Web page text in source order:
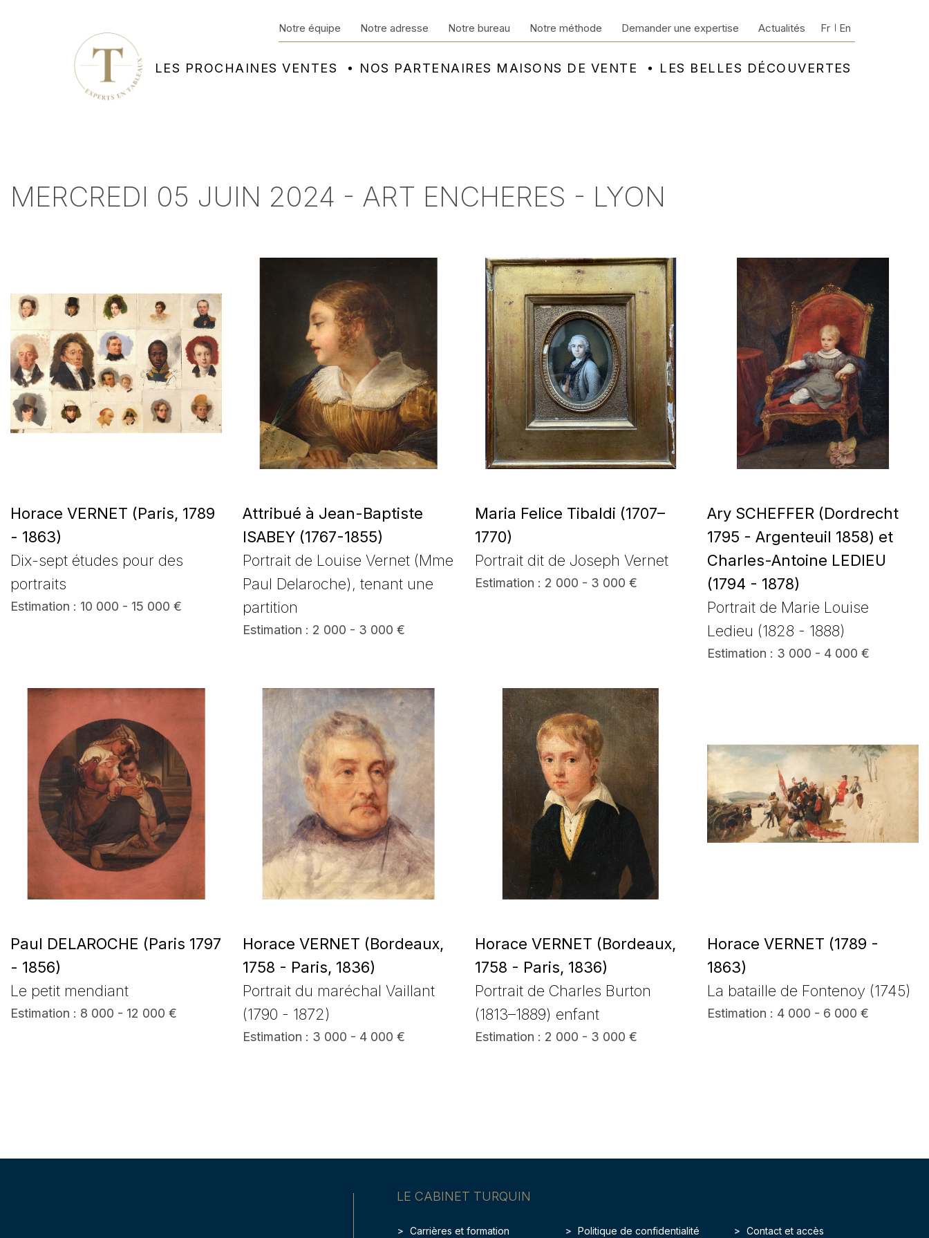
LES PROCHAINES VENTES NOS PARTENAIRES MAISONS DE VENTE LES BELLES DÉCOUVERTES
Notre équipe Notre adresse Notre bureau Notre méthode Demander une expertise Actualités Fr En
MERCREDI 05 JUIN 2024 - ART ENCHERES - LYON
Horace VERNET (Paris, 1789
- 1863)
Dix-sept études pour des
portraits
Estimation : 10 000 - 15 000 €
Attribué à Jean-Baptiste
ISABEY (1767-1855)
Portrait de Louise Vernet (Mme
Paul Delaroche), tenant une
partition
Estimation : 2 000 - 3 000 €
Maria Felice Tibaldi (1707–
1770)
Portrait dit de Joseph Vernet
Estimation : 2 000 - 3 000 €
Ary SCHEFFER (Dordrecht
1795 - Argenteuil 1858) et
Charles-Antoine LEDIEU
(1794 - 1878)
Portrait de Marie Louise
Ledieu (1828 - 1888)
Estimation : 3 000 - 4 000 €
Paul DELAROCHE (Paris 1797
- 1856)
Le petit mendiant
Estimation : 8 000 - 12 000 €
Horace VERNET (Bordeaux,
1758 - Paris, 1836)
Portrait du maréchal Vaillant
(1790 - 1872)
Estimation : 3 000 - 4 000 €
Horace VERNET (Bordeaux,
1758 - Paris, 1836)
Portrait de Charles Burton
(1813–1889) enfant
Estimation : 2 000 - 3 000 €
Horace VERNET (1789 -
1863)
La bataille de Fontenoy (1745)
Estimation : 4 000 - 6 000 €
LE CABINET TURQUIN
Carrières et formation Politique de confidentialité Contact et accès